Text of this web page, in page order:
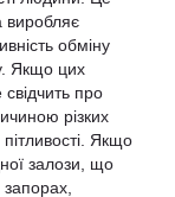
виробляє
обміну
Якщо цих
про
різких
Якщо
залози, що